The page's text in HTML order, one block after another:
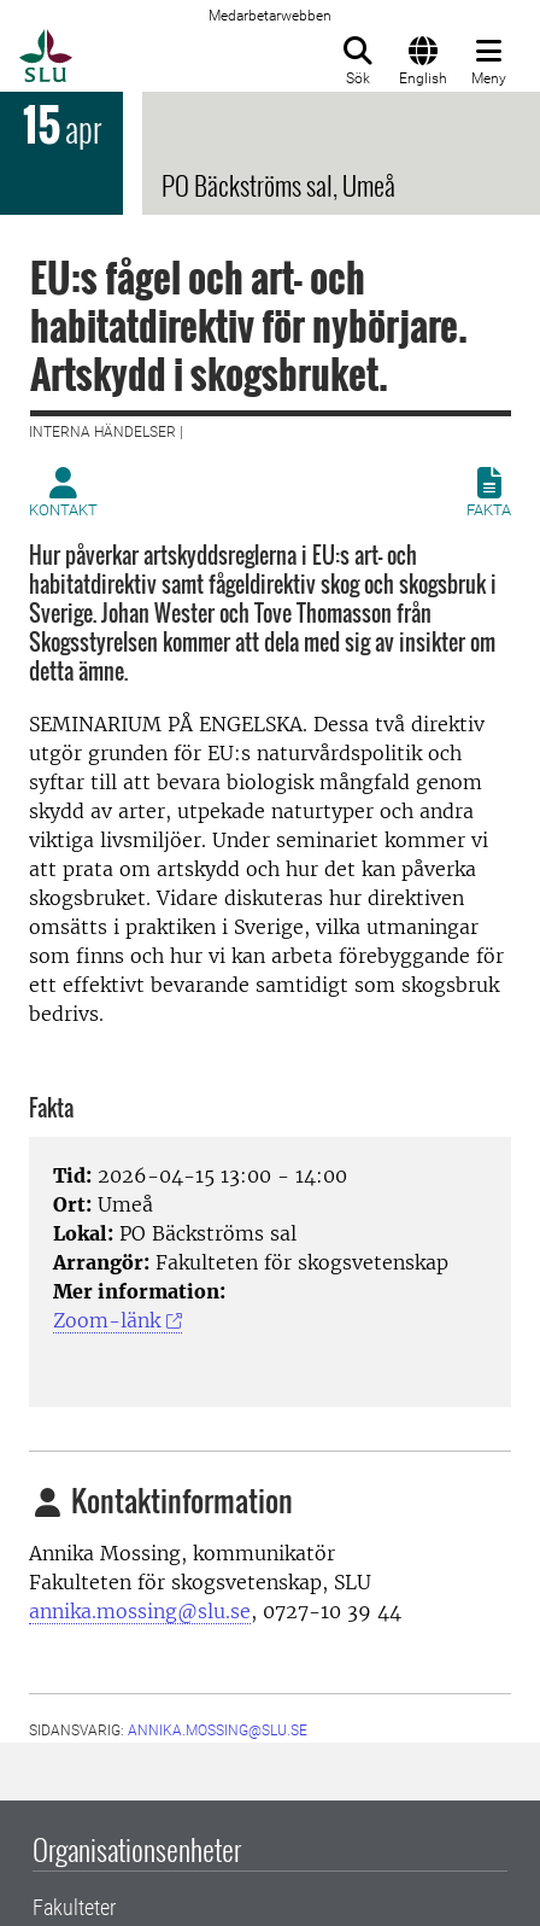
Medarbetarwebben
Sök English Meny
15apr
PO Bäckströms sal, Umeå
EU:s fågel och art- och
habitatdirektiv för nybörjare.
Artskydd i skogsbruket.
INTERNA HÄNDELSER |
KONTAKT FAKTA
Hur påverkar artskyddsreglerna i EU:s art- och
habitatdirektiv samt fågeldirektiv skog och skogsbruk i
Sverige. Johan Wester och Tove Thomasson från
Skogsstyrelsen kommer att dela med sig av insikter om
detta ämne.
SEMINARIUM PÅ ENGELSKA. Dessa två direktiv
utgör grunden för EU:s naturvårdspolitik och
syftar till att bevara biologisk mångfald genom
skydd av arter, utpekade naturtyper och andra
viktiga livsmiljöer. Under seminariet kommer vi
att prata om artskydd och hur det kan påverka
skogsbruket. Vidare diskuteras hur direktiven
omsätts i praktiken i Sverige, vilka utmaningar
som finns och hur vi kan arbeta förebyggande för
ett effektivt bevarande samtidigt som skogsbruk
bedrivs.
Fakta
Tid: 2026-04-15 13:00 - 14:00
Ort: Umeå
Lokal: PO Bäckströms sal
Arrangör: Fakulteten för skogsvetenskap
Mer information:
Zoom-länk
Kontaktinformation
Annika Mossing, kommunikatör
Fakulteten för skogsvetenskap, SLU
annika.mossing@slu.se, 0727-10 39 44
SIDANSVARIG: ANNIKA.MOSSING@SLU.SE
Organisationsenheter
Fakulteter